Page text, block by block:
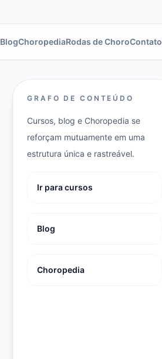
BlogChoropediaRodas de ChoroContato
GRAFO DE CONTEÚDO
Cursos, blog e Choropedia se
reforçam mutuamente em uma
estrutura única e rastreável.
Ir para cursos
Blog
Choropedia